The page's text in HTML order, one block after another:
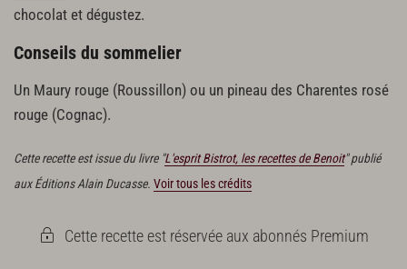
chocolat et dégustez.
Conseils du sommelier
Un Maury rouge (Roussillon) ou un pineau des Charentes rosé
rouge (Cognac).
Cette recette est issue du livre "L'esprit Bistrot, les recettes de Benoit" publié
aux Éditions Alain Ducasse. Voir tous les crédits
Cette recette est réservée aux abonnés Premium